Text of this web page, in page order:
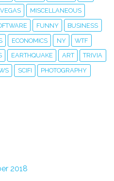
MISCELLANEOUS
FUNNY BUSINESS
ECONOMICS NY WTF
EARTHQUAKE ART TRIVIA
SCIFI PHOTOGRAPHY
2018